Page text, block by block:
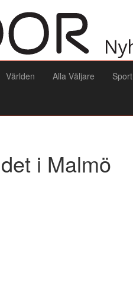
Världen Alla Väljare Sport
i Malmö